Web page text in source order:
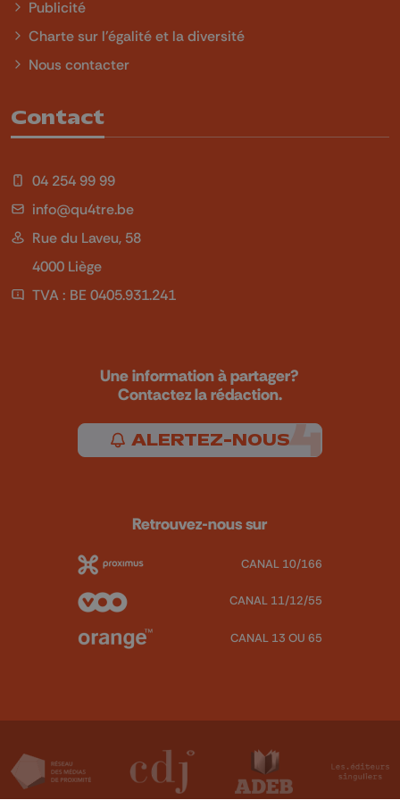
Publicité
Charte sur l'égalité et la diversité
Nous contacter
Contact
04 254 99 99
info@qu4tre.be
Rue du Laveu, 58
4000 Liège
TVA : BE 0405.931.241
Une information à partager?
Contactez la rédaction.
ALERTEZ-NOUS
Retrouvez-nous sur
CANAL 10/166
CANAL 11/12/55
CANAL 13 OU 65